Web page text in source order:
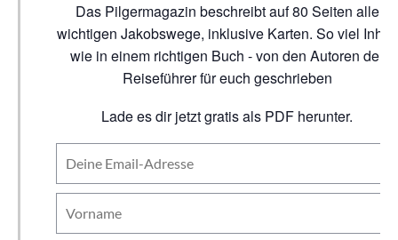
Das Pilgermagazin beschreibt auf 80 Seiten alle
wichtigen Jakobswege, inklusive Karten. So viel Inhalt
wie in einem richtigen Buch - von den Autoren der
Reiseführer für euch geschrieben
Lade es dir jetzt gratis als PDF herunter.